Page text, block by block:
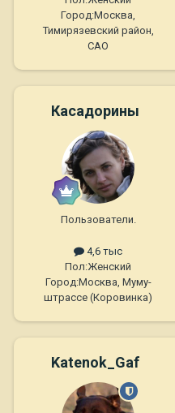
Город:Москва,
Тимирязевский район,
САО
Касадорины
Пользователи.
4,6 тыс
Пол:Женский
Город:Москва, Муму-
штрассе (Коровинка)
Katenok_Gaf